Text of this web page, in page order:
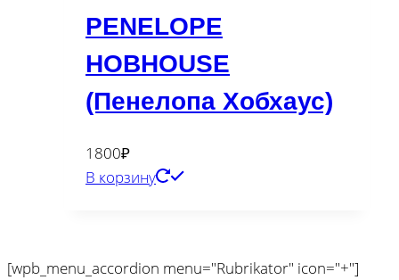
PENELOPE
HOBHOUSE
(Пенелопа Хобхаус)
1800₽
В корзину
[wpb_menu_accordion menu="Rubrikator" icon="+"]